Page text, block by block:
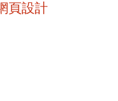
頁設計